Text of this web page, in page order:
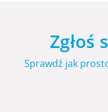
Zgłoś
Sprawdź jak